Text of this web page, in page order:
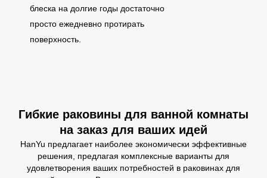
блеска на долгие годы достаточно
просто ежедневно протирать
поверхность.
Гибкие раковины для ванной комнаты
на заказ для ваших идей
HanYu предлагает наиболее экономически эффективные
решения, предлагая комплексные варианты для
удовлетворения ваших потребностей в раковинах для